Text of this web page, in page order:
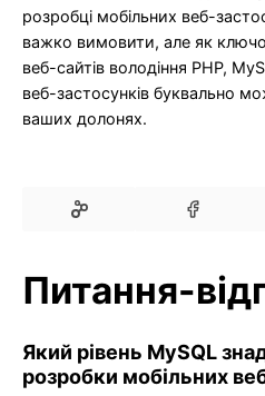
розробці мобільних веб-
важко вимовити, але як
веб-сайтів володіння PHP,
веб-застосунків буквально
ваших долонях.
Питання-
Який рівень MySQL
розробки мобільних